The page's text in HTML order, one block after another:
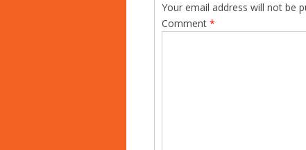
Your email address will not be
Comment *